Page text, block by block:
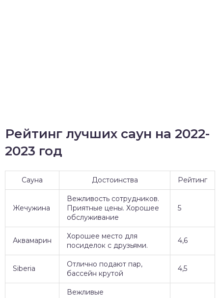
Рейтинг лучших саун на 2022-
2023 год
Сауна Достоинства Рейтинг
Жечужина
Вежливость сотрудников.
Приятные цены. Хорошее
обслуживание
5
Аквамарин
Хорошее место для
посиделок с друзьями.
4,6
Siberia
Отлично подают пар,
бассейн крутой
4,5
Вежливые